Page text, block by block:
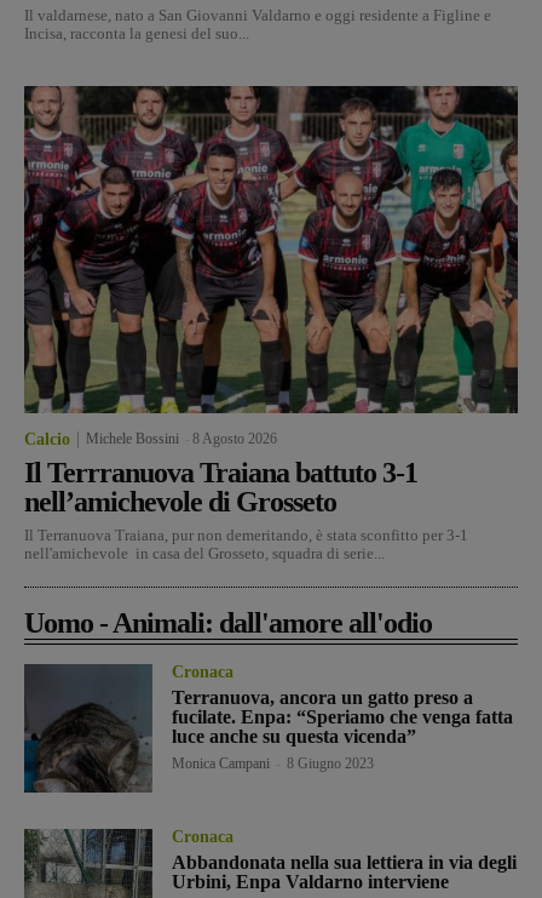
Il valdarnese, nato a San Giovanni Valdarno e oggi residente a Figline e
Incisa, racconta la genesi del suo...
Calcio Michele Bossini 8 Agosto 2026
Il Terrranuova Traiana battuto 3-1
nell’amichevole di Grosseto
Il Terranuova Traiana, pur non demeritando, è stata sconfitto per 3-1
nell'amichevole in casa del Grosseto, squadra di serie...
Uomo - Animali: dall'amore all'odio
Cronaca
Terranuova, ancora un gatto preso a
fucilate. Enpa: “Speriamo che venga fatta
luce anche su questa vicenda”
Monica Campani 8 Giugno 2023
Cronaca
Abbandonata nella sua lettiera in via degli
Urbini, Enpa Valdarno interviene